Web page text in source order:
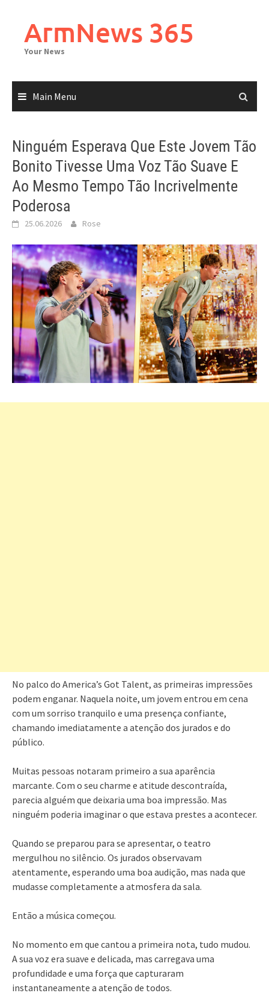
contentArmNews 365
Your News
Main Menu
Ninguém Esperava Que Este Jovem Tão
Bonito Tivesse Uma Voz Tão Suave E
Ao Mesmo Tempo Tão Incrivelmente
Poderosa
25.06.2026 Rose
No palco do America’s Got Talent, as primeiras impressões
podem enganar. Naquela noite, um jovem entrou em cena
com um sorriso tranquilo e uma presença confiante,
chamando imediatamente a atenção dos jurados e do
público.
Muitas pessoas notaram primeiro a sua aparência
marcante. Com o seu charme e atitude descontraída,
parecia alguém que deixaria uma boa impressão. Mas
ninguém poderia imaginar o que estava prestes a acontecer.
Quando se preparou para se apresentar, o teatro
mergulhou no silêncio. Os jurados observavam
atentamente, esperando uma boa audição, mas nada que
mudasse completamente a atmosfera da sala.
Então a música começou.
No momento em que cantou a primeira nota, tudo mudou.
A sua voz era suave e delicada, mas carregava uma
profundidade e uma força que capturaram
instantaneamente a atenção de todos.